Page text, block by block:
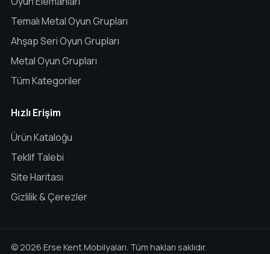
Temalı Metal Oyun Grupları
Ahşap Seri Oyun Grupları
Metal Oyun Grupları
Tüm Kategoriler
Hızlı Erişim
Ürün Kataloğu
Teklif Talebi
Site Haritası
Gizlilik & Çerezler
© 2026 Erse Kent Mobilyaları. Tüm hakları saklıdır.